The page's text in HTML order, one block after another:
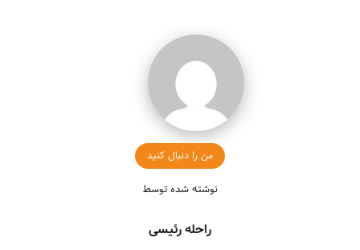
من را دنبال کنید
نوشته شده توسط
راحله رئیسی